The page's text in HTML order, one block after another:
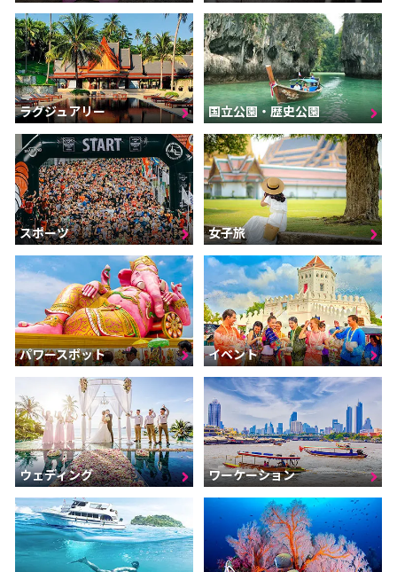
ラグジュアリー 国立公園・歴史公園
スポーツ 女子旅
パワースポット イベント
ウェディング ワーケーション